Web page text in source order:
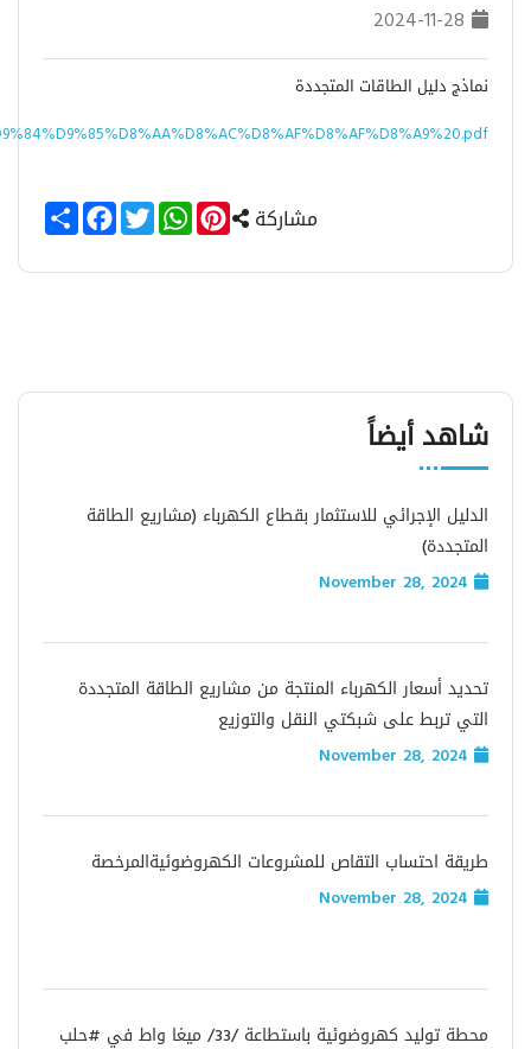
2024-11-28
نماذج دليل الطاقات المتجددة
مشاركة Share
FacebookTwitter
WhatsAppPinterest
شاهد أيضاً
الدليل الإجرائي للاستثمار بقطاع الكهرباء (مشاريع الطاقة
المتجددة)
تحديد أسعار الكهرباء المنتجة من مشاريع الطاقة المتجددة
التي تربط على شبكتي النقل والتوزيع
طريقة احتساب التقاص للمشروعات الكهروضوئيةالمرخصة
محطة توليد كهروضوئية باستطاعة /33/ ميغا واط في #حلب